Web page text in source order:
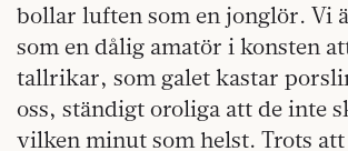
bollar luften som en jonglör. Vi
som en dålig amatör i konsten
tallrikar, som galet kastar
oss, ständigt oroliga att de inte
vilken minut som helst. Trots